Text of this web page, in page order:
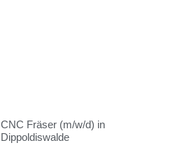
CNC Fräser (m/w/d) in
Dippoldiswalde